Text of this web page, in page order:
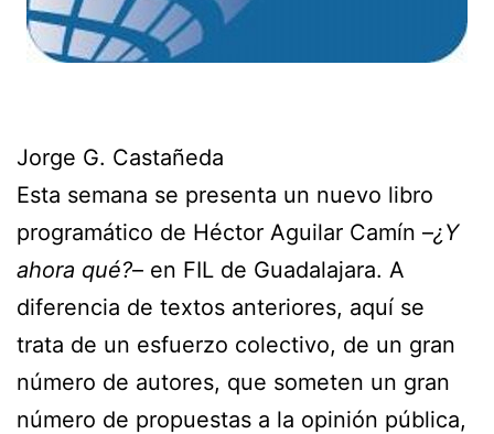
Jorge G. Castañeda
Esta semana se presenta un nuevo libro
programático de Héctor Aguilar Camín –¿Y
ahora qué?– en FIL de Guadalajara. A
diferencia de textos anteriores, aquí se
trata de un esfuerzo colectivo, de un gran
número de autores, que someten un gran
número de propuestas a la opinión pública,